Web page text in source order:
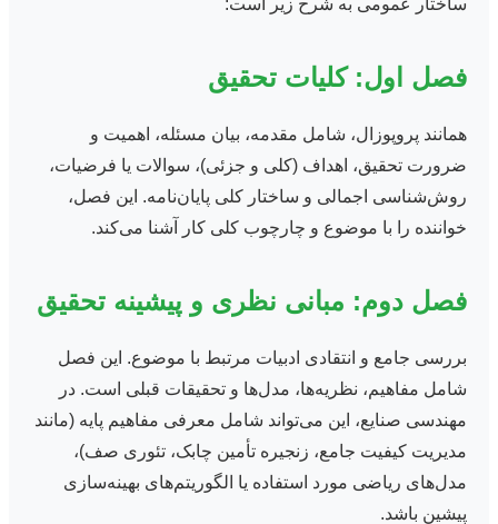
فصل اول: کلیات تحقیق
همانند پروپوزال، شامل مقدمه، بیان مسئله، اهمیت و
ضرورت تحقیق، اهداف (کلی و جزئی)، سوالات یا فرضیات،
روش‌شناسی اجمالی و ساختار کلی پایان‌نامه. این فصل،
خواننده را با موضوع و چارچوب کلی کار آشنا می‌کند.
فصل دوم: مبانی نظری و پیشینه تحقیق
بررسی جامع و انتقادی ادبیات مرتبط با موضوع. این فصل
شامل مفاهیم، نظریه‌ها، مدل‌ها و تحقیقات قبلی است. در
مهندسی صنایع، این می‌تواند شامل معرفی مفاهیم پایه (مانند
مدیریت کیفیت جامع، زنجیره تأمین چابک، تئوری صف)،
مدل‌های ریاضی مورد استفاده یا الگوریتم‌های بهینه‌سازی
پیشین باشد.